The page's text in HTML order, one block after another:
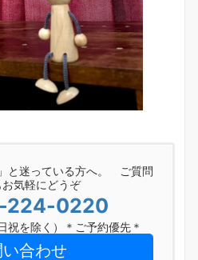
と迷っている方へ。 ご質問
気軽にどうぞ
224-0220
を除く）＊ご予約優先＊
合わせ